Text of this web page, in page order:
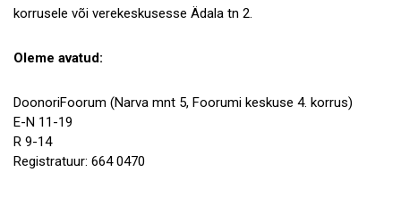
korrusele või verekeskusesse Ädala tn 2.
Oleme avatud:
DoonoriFoorum (Narva mnt 5, Foorumi keskuse 4. korrus)
E-N 11-19
R 9-14
Registratuur: 664 0470